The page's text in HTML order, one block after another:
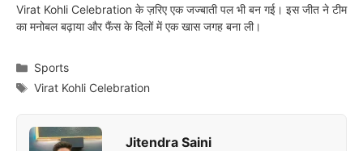
Virat Kohli Celebration के ज़रिए एक जज्बाती पल भी बन गई। इस जीत ने टीम
का मनोबल बढ़ाया और फैंस के दिलों में एक खास जगह बना ली।
Categories
Sports
Tags
Virat Kohli Celebration
Jitendra Saini